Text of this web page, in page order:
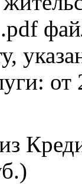
от